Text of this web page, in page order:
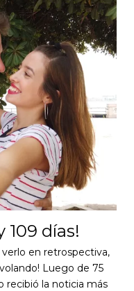
109 días!
en retrospectiva,
Luego de 75
recibió la noticia más